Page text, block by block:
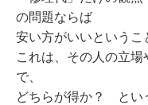
の問題ならば
安い方がいいというこ
これは、その人の立
で、
どちらが得か？ とい